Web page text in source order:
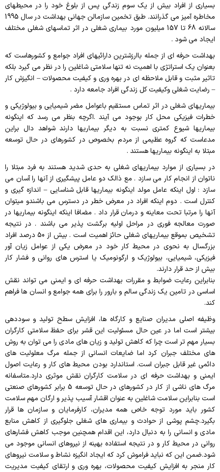
بسیاری از افراد بیش از یک سوم زندگی پس از بلوغ خود را در محیطهای
مخاطره آمیز می گذرانند. طبق تخمین سازمالن جهانی بهداشت در سال 1995
سالانه 68 تا 157 میلیون مورد بیماری شغلی در اثر تماسهای شغلی مختلف
ایجاد می شود .
بهداشت حرفه ای از جمله باارزشترین دارائیهای افراد جوامع و کشورهاست که
بعنوان یک استراتژی با اهمیت نه تنها سلامتی شاغلین را در نظر می گیرد بلکه
تاثیر مثبت و قابل ملاحظه ای در بهره وری و کیفیت محصولات – انگیزش کار
– رضایت شغلی وکیفیت کل زندگی افراد جامعه دارد .
بیماریهای شغلی در اثر تماس مستقیم باعوامل مضر شیمیایی و بیولوژیکی و
خطرات فیزیکی محل کار بوجود می آیند .اگرچه بنظر می رسد که اینگونه
بیماریها شیوع کمتری نسبت به دیگر بیماریها دارند شواهد دال براین
مدعاست که گروه عظیمی از مردم بخصوص در کشورهای در حال توسعه
مبتلا به اینگونه بیماریها هستند .
در بسیاری از موارد بیماریهای شغلی به حدی شدید هستند به فرد مبتلا را
ناتوان از انجام کار می سازد . مع ذالک دو عامل پیشگیری از آنها را آسان می
سازد : اول اینکه عامل مولد اینگونه بیماریها قابل شناسایی – اندازه گیری و
کنترل است . دوم اینکه افراد در معرض خطر در دسترس می باشندو میتوان
آنها را مرتبا تحت معاینه و درمان قرار داد . مضافا اینکه اینگونه بیماریها در
صورت معالجه فوری در مراحل اولیه برگشت پذیر می باشند . در نتیجه
تشخیص بموقع بیماریهای شغلی حائز اهمیت است .
بیش از 50 درصد افراد
بزرگسال به نحوی در محیط کار خود در معرض یکی از عوامل زیان آور
فیزیکی، شیمیایی، بیولوژیک و ارگونومیک یا استرس های روانی و فشار کار
بیش از حد قرار دارند.
بنابراین رعایت ضوابط و مقررات بهداشت حرفه ای و ایمنی می تواند نقش
اساسی در تامین یک زندگی سالم و بارور را برای همه جوامع و انسان ها فراهم
کند.
وظیفه اصلی مدیران صنایع و کارگاه ها، افزایش سطح تولید و سوددهی
بیشتر است اما در عین حال مسئولیت این قشر برای حفظ سلامتی کارگران
بسیار مهم تر است چرا که کاهش تولید و زیان های مادی را می توان به روش
های مختلف جبران کرد اما ضایعات انسانی از جمله مرگ معلولیت های
دائمی غیر قابل جبران است. استاندارد بودن محیط های کار و رعایت اصول
ایمنی و بهداشت حرفه ای در سلامت کارگران نقش موثری دارد.متاسفانه
مرگ های ناشی از کار در کشورهای در حال توسعه 5 برابر کشورهای صنعتی
است بنابراین سلامت شاغلین به عنوان اقشار آسیب پذیر و ارگان مهم سلامت
کشور باید مورد توجه خاص همه مدیران، کارفرمایان و سازمان ها قرار
بگیرد.چشم پوشی از حوادث و بیماری های شغلی جلوگیری از کاهش منابع
مادی و انسانی را به دنبال دارد، این اقدام همچنین موجب کاهش فشارهای
روانی در محیط کار و در نتیجه استفاده بهینه از نیروهای انسانی موجود می
شود.ضمن این که نباید فراموش کرد که ایجاد انگیزه نشاط و سلامت نیروهای
کار منجر به افزایش کیفیت محصولات، بهره وری و ارتقای کیفیت مدیریت